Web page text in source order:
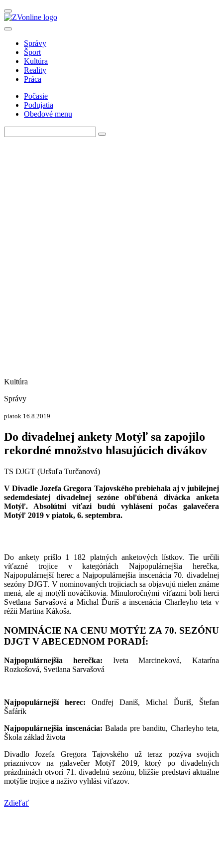
Správy
Šport
Kultúra
Reality
Práca
Počasie
Podujatia
Obedové menu
Kultúra
Správy
piatok 16.8.2019
Do divadelnej ankety Motýľ sa zapojilo
rekordné množstvo hlasujúcich divákov
TS DJGT (Uršuľa Turčanová)
V Divadle Jozefa Gregora Tajovského prebiehala aj v jubilejnej
sedemdesiatej divadelnej sezóne obľúbená divácka anketa
Motýľ. Absolútni víťazi budú vyhlásení počas galavečera
Motýľ 2019 v piatok, 6. septembra.
Do ankety prišlo 1 182 platných anketových lístkov. Tie určili
víťazné trojice v kategóriách Najpopulárnejšia herečka,
Najpopulárnejší herec a Najpopulárnejšia inscenácia 70. divadelnej
sezóny DJGT. V nominovaných trojiciach sa objavujú nielen známe
mená, ale aj motýlí nováčikovia. Minuloročnými víťazmi boli herci
Svetlana Sarvašová a Michal Ďuriš a inscenácia Charleyho teta v
réžii Martina Kákoša.
NOMINÁCIE NA CENU MOTÝĽ ZA 70. SEZÓNU
DJGT V ABECEDNOM PORADÍ:
Najpopulárnejšia herečka: Iveta Marcineková, Katarína
Rozkošová, Svetlana Sarvašová
Najpopulárnejší herec: Ondřej Daniš, Michal Ďuriš, Štefan
Šafárik
Najpopulárnejšia inscenácia: Balada pre banditu, Charleyho teta,
Škola základ života
Divadlo Jozefa Gregora Tajovského už teraz pozýva svojich
priaznivcov na galavečer Motýľ 2019, ktorý po divadelných
prázdninách otvorí 71. divadelnú sezónu, bližšie predstaví aktuálne
motýlie trojice a naživo vyhlási víťazov.
Zdieľať